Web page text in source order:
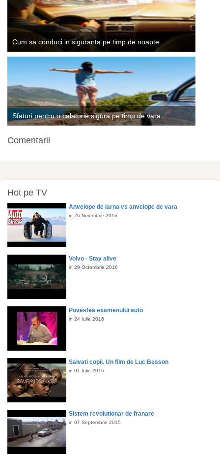
Cum sa conduci in siguranta pe timp de noapte
Sfaturi pentru o calatorie sigura pe timp de vara
Comentarii
Hot pe TV
Anvelope de iarna vs anvelope de vara
in 26 Noiembrie 2016
Volvo - Stay alive
in 29 Octombrie 2016
Povestea examenului auto
in 24 Iulie 2016
Salvati copii. Un film de Luc Besson
in 01 Iulie 2016
Sistem revolutionar de franare
in 07 Septembrie 2015